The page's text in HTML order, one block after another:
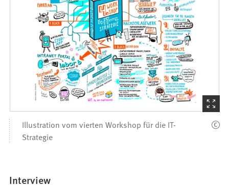
(Startet
den
Illustration vom vierten Workshop für die IT-
Strategie
Interview